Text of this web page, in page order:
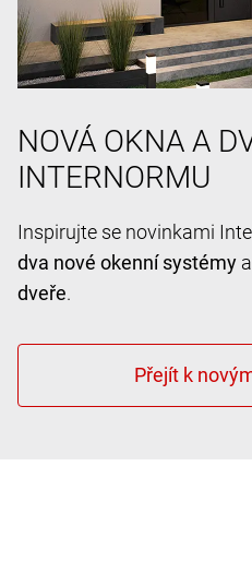
NOVÁ OKNA A
INTERNORMU
Inspirujte se novinkami
dva nové okenní systémy a
dveře.